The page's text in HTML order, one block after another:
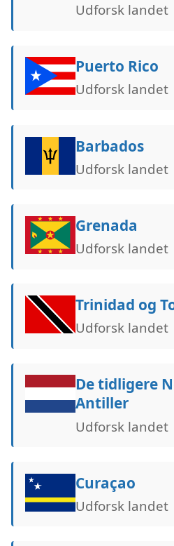
Udforsk landet
Puerto Rico
Udforsk landet
Barbados
Udforsk landet
Grenada
Udforsk landet
Trinidad og
Udforsk landet
De tidligere
Antiller
Udforsk landet
Curaçao
Udforsk landet